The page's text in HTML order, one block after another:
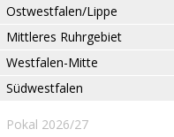
Ostwestfalen/Lippe
Mittleres Ruhrgebiet
Westfalen-Mitte
Südwestfalen
Pokal 2026/27